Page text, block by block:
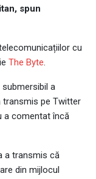
spun
cu
The Byte.
submersibil a
transmis pe Twitter
a comentat încă
a transmis că
din mijlocul